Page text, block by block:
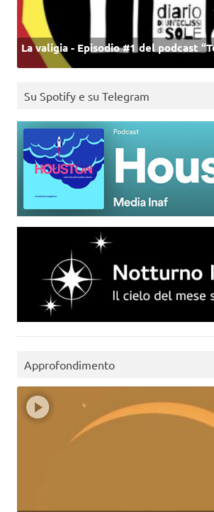
La valigia - Episodio #1 del podcast
Su Spotify e su Telegram
Approfondimento